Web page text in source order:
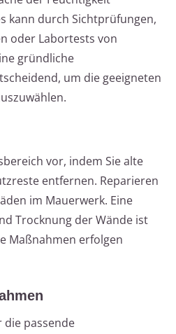
kann durch Sichtprüfungen,
oder Labortests von
gründliche
um die geeigneten
vor, indem Sie alte
entfernen. Reparieren
im Mauerwerk. Eine
Trocknung der Wände ist
Maßnahmen erfolgen
die passende